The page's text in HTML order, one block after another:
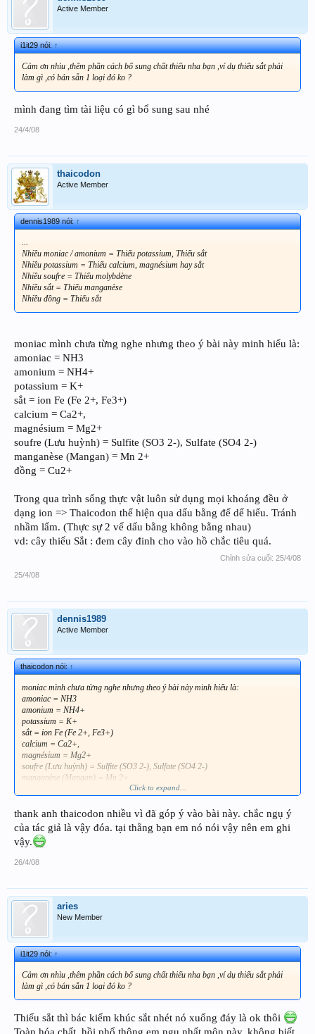
Active Member
i1it29 nói:↑
Cảm ơn nhìu ,thêm phần cách bổ sung chất thiếu nha bạn ,ví dụ thiếu sắt phải
làm gì ,có bán sẵn 1 loại đó ko ?
mình đang tìm tài liệu có gì bổ sung sau nhé
24/4/08
thaicodon
Active Member
dennis1989 nói:↑
Nhiều moniac / amonium = Thiếu potassium, Thiếu sắt
Nhiều potassium = Thiếu calcium, magnésium hay sắt
Nhiều soufre = Thiếu molybdène
Nhiều sắt = Thiếu manganèse
Nhiều đồng = Thiếu sắt
moniac mình chưa từng nghe nhưng theo ý bài này minh hiểu là:
amoniac = NH3
amonium = NH4+
potassium = K+
sắt = ion Fe (Fe 2+, Fe3+)
calcium = Ca2+,
magnésium = Mg2+
soufre (Lưu huỳnh) = Sulfite (SO3 2-), Sulfate (SO4 2-)
manganèse (Mangan) = Mn 2+
đồng = Cu2+
Trong qua trình sống thực vật luôn sử dụng mọi khoáng đều ở
dạng ion => Thaicodon thể hiện qua dấu bằng để dể hiểu. Tránh
nhầm lẩm. (Thực sự 2 vế dấu bằng không bằng nhau)
vd: cây thiếu Sắt : đem cây đinh cho vào hồ chắc tiêu quá.
Chỉnh sửa cuối: 25/4/08
25/4/08
dennis1989
Active Member
thaicodon nói:↑
moniac mình chưa từng nghe nhưng theo ý bài này minh hiểu là:
amoniac = NH3
amonium = NH4+
potassium = K+
sắt = ion Fe (Fe 2+, Fe3+)
calcium = Ca2+,
magnésium = Mg2+
soufre (Lưu huỳnh) = Sulfite (SO3 2-), Sulfate (SO4 2-)
manganèse (Mangan) = Mn 2+
Trong qua trình sống thực vật luôn sử dụng mọi khoáng đều ở dạng ion =>
Thaicodon thể hiện qua dấu bằng để dể hiểu. Tránh nhầm lẩm. (Thực sự 2 vế
dấu bằng không bằng nhau)
vd: cây thiếu Sắt : đem cây đinh cho vào hồ chắc tiêu quá.
Click to expand...
thank anh thaicodon nhiều vì đã góp ý vào bài này. chắc ngụ ý
của tác giả là vậy đóa. tại thằng bạn em nó nói vậy nên em ghi
vậy.
26/4/08
aries
New Member
i1it29 nói:↑
Cảm ơn nhìu ,thêm phần cách bổ sung chất thiếu nha bạn ,ví dụ thiếu sắt phải
làm gì ,có bán sẵn 1 loại đó ko ?
Thiếu sắt thì bác kiếm khúc sắt nhét nó xuống đáy là ok thôi
Toàn hóa chất, hồi phổ thông em ngu nhất môn này, không biết